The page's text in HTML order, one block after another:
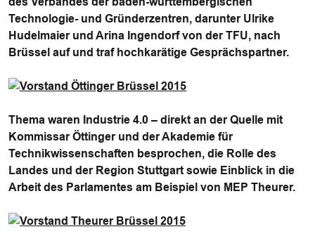
Technologie- und Gründerzentren, darunter Ulrike
Hudelmaier und Arina Ingendorf von der TFU, nach
Brüssel auf und traf hochkarätige Gesprächspartner.
Thema waren Industrie 4.0 – direkt an der Quelle mit
Kommissar Öttinger und der Akademie für
Technikwissenschaften besprochen, die Rolle des
Landes und der Region Stuttgart sowie Einblick in die
Arbeit des Parlamentes am Beispiel von MEP Theurer.